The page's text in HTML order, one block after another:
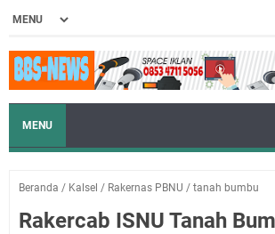
MENU
Beranda / Kalsel / Rakernas PBNU / tanah bumbu
Rakercab ISNU Tanah